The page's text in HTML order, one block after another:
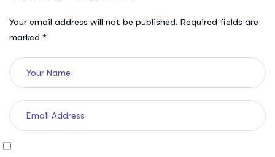
Your email address will not be published. Required fields are
marked *